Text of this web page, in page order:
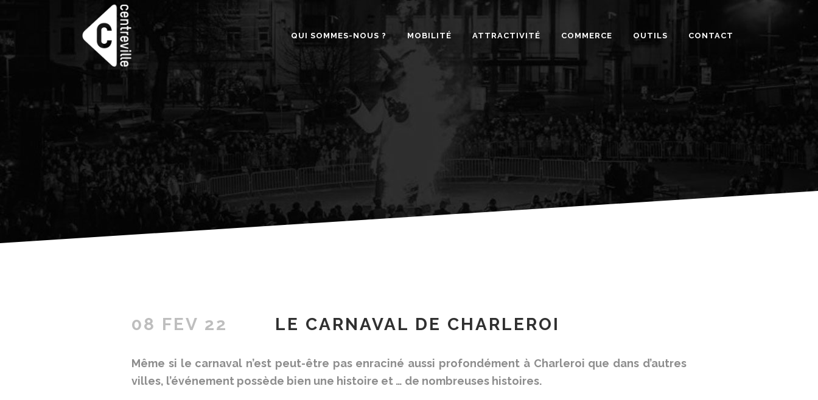
QUI SOMMES-NOUS ? MOBILITÉ ATTRACTIVITÉ COMMERCE OUTILS CONTACT
08 FEV 22 LE CARNAVAL DE CHARLEROI
Même si le carnaval n’est peut-être pas enraciné aussi profondément à Charleroi que dans d’autres
villes, l’événement possède bien une histoire et … de nombreuses histoires.